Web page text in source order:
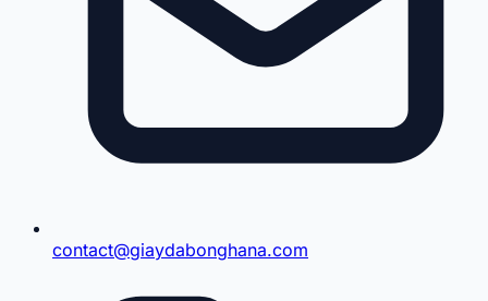
contact@giaydabonghana.com